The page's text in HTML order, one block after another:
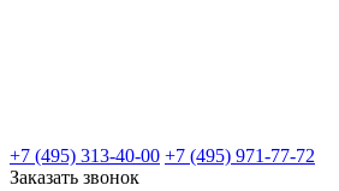
+7 (495) 313-40-00 +7 (495) 971-77-72
Заказать звонок